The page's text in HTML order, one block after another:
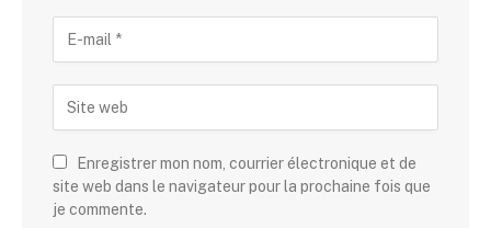
Enregistrer mon nom, courrier électronique et de
site web dans le navigateur pour la prochaine fois que
je commente.